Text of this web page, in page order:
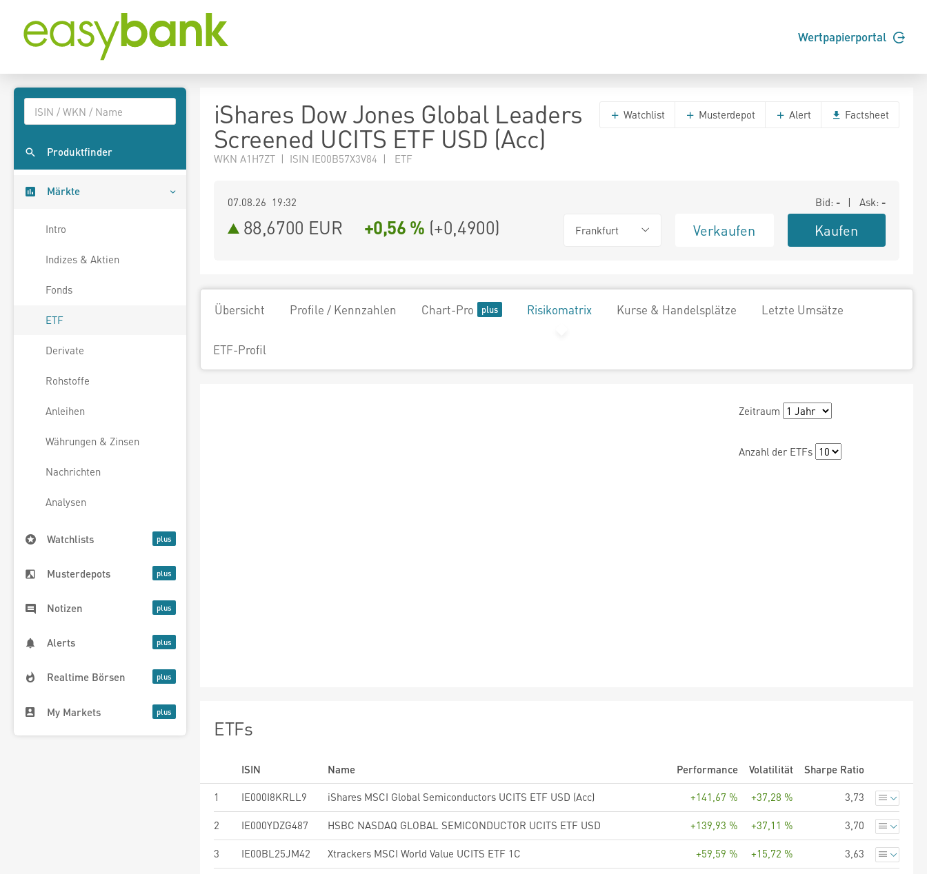
Wertpapierportal
Produktfinder
Märkte
Intro
Indizes & Aktien
Fonds
ETF
Derivate
Rohstoffe
Anleihen
Währungen & Zinsen
Nachrichten
Analysen
Watchlists
Musterdepots
Notizen
Alerts
Realtime Börsen
My Markets
iShares Dow Jones Global Leaders
Screened UCITS ETF USD (Acc)
WKN A1H7ZT | ISIN IE00B57X3V84 | ETF
Watchlist Musterdepot Alert Factsheet
07.08.26 19:32 Bid: - | Ask: -
88,6700 EUR +0,56 % (+0,4900) Frankfurt Verkaufen Kaufen
Übersicht Profile / Kennzahlen Chart-Pro Risikomatrix Kurse & Handelsplätze Letzte Umsätze
ETF-Profil
Zeitraum
Anzahl der ETFs
ETFs
ISIN Name Performance Volatilität
Sharpe Ratio
1
IE000I8KRLL9 iShares MSCI Global Semiconductors UCITS ETF USD (Acc) +141,67 % +37,28 % 3,73
2 IE000YDZG487 HSBC NASDAQ GLOBAL SEMICONDUCTOR UCITS ETF USD +139,93 % +37,11 % 3,70
3 IE00BL25JM42 Xtrackers MSCI World Value UCITS ETF 1C +59,59 % +15,72 % 3,63